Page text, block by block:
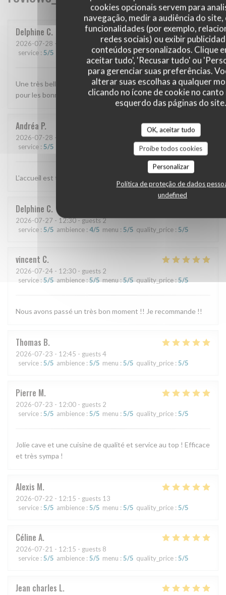
cookies opcionais servem para
navegação, medir a audiência do
funcionalidades (por exemplo,
redes sociais) ou exibir
conteúdos personalizados. Clique
aceitar tudo', 'Recusar tudo' ou
para gerenciar suas preferências.
alterar suas escolhas a qualquer
clicando no ícone de cookie no
esquerdo das páginas do site.
OK, aceitar tudo
Proíbe todos cookies
Personalizar
Política de proteção de dados
undefined
Delphine C
2026-07-28 - 12:45 - guests 3
service : 5/5 5/5 menu:5/5 quality_price: 5/5
Une très belle découverte On reviendra avec plaisir Merci
pour les bonnes adresses marseillaises 😊
Andréa P
2026-07-28 - 12:15 - guests 2
service : 5/5 quality_price: 5/5
L'accueil est toujours chaleureux et les plats sont bons :)
Delphine C
2026-07-27 - 12:30 - guests 2
service : 5/5 ambience : 4/5 menu : 5/5 quality_price : 5/5
vincent C
2026-07-24 - 12:30 - guests 2
service : 5/5 ambience:5/5 menu:5/5 quality_price:5/5
Nous avons passé un très bon moment !! Je recommande !!
Thomas B
2026-07-23 - 12:45 - guests 4
service : 5/5 ambience : 5/5 menu : 5/5 quality_price : 5/5
Pierre M
2026-07-23 - 12:00 - guests 2
service : 5/5 ambience : 5/5 menu : 5/5 quality_price : 5/5
Jolie cave et une cuisine de qualité et service au top ! Efficace
et très sympa !
Alexis M
2026-07-22 - 12:15 - guests 13
service : 5/5 ambience : 5/5 menu : 5/5 quality_price : 5/5
Céline A
2026-07-21 - 12:15 - guests 8
service : 5/5 ambience : 5/5 menu : 5/5 quality_price : 5/5
Jean charles L